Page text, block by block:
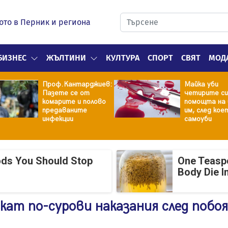
в Перник и региона
ЖЪЛТИНИ КУЛТУРА СПОРТ СВЯТ
Проф.Кантарджиев:
Пазете се от
комарите и полово
предаваните
инфекции
Майка уби
четирите
помощта на
им, след
самоуби
You Should Stop
One
Body Die
по-сурови наказания след